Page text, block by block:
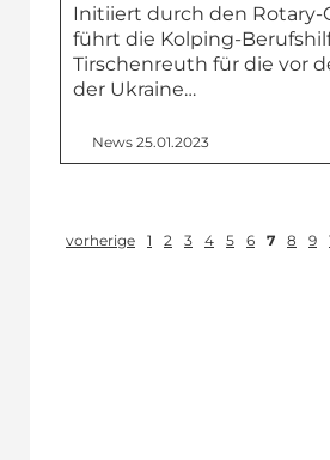
Initiiert durch den Rotary-
führt die Kolping-
Tirschenreuth für die vor
der Ukraine…
News 25.01.2023
vorherige 1 2 3 4 5 6 7 8 9